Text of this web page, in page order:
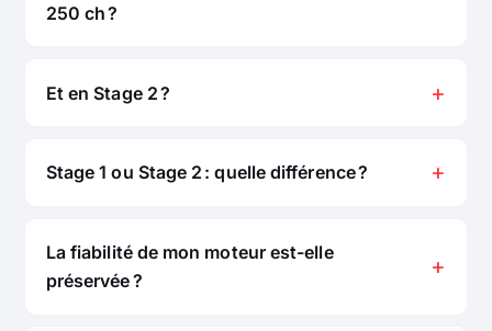
250 ch ?
Et en Stage 2 ?
Stage 1 ou Stage 2 : quelle différence ?
La fiabilité de mon moteur est-elle
préservée ?